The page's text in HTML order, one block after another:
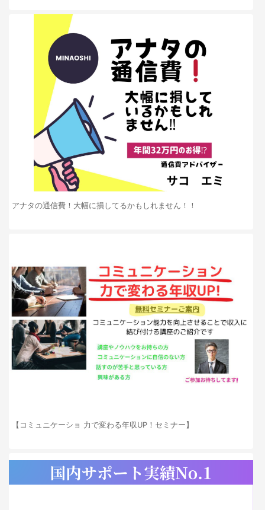
アナタの通信費！大幅に損してるかもしれません！！
【コミュニケーショ 力で変わる年収UP！セミナー】